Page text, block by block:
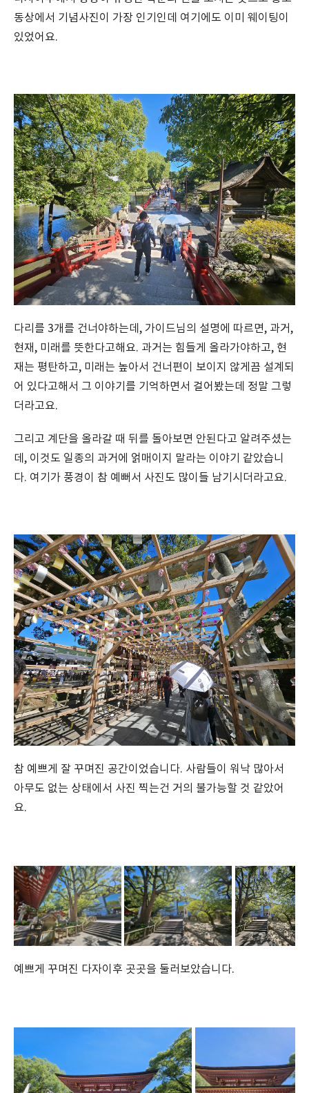
동상에서 기념사진이 가장 인기인데 여기에도 이미 웨이팅이
있었어요.
다리를 3개를 건너야하는데, 가이드님의 설명에 따르면, 과거,
현재, 미래를 뜻한다고해요. 과거는 힘들게 올라가야하고, 현
재는 평탄하고, 미래는 높아서 건너편이 보이지 않게끔 설계되
어 있다고해서 그 이야기를 기억하면서 걸어봤는데 정말 그렇
더라고요.
그리고 계단을 올라갈 때 뒤를 돌아보면 안된다고 알려주셨는
데, 이것도 일종의 과거에 얽매이지 말라는 이야기 같았습니
다. 여기가 풍경이 참 예뻐서 사진도 많이들 남기시더라고요.
참 예쁘게 잘 꾸며진 공간이었습니다. 사람들이 워낙 많아서
아무도 없는 상태에서 사진 찍는건 거의 불가능할 것 같았어
요.
예쁘게 꾸며진 다자이후 곳곳을 둘러보았습니다.